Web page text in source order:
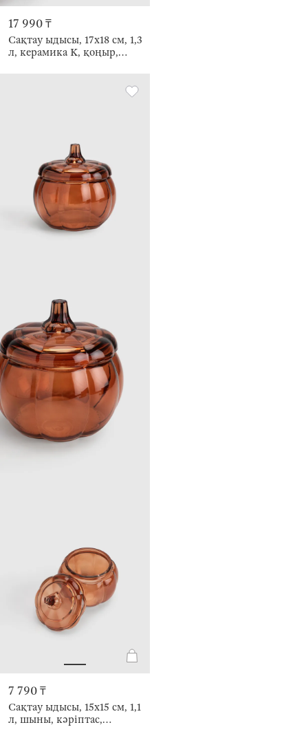
17 990 ₸
Сақтау ыдысы, 17х18 см, 1,3
л, керамика K, қоңыр,
7 790 ₸
Сақтау ыдысы, 15х15 см, 1,1
л, шыны, кәріптас,